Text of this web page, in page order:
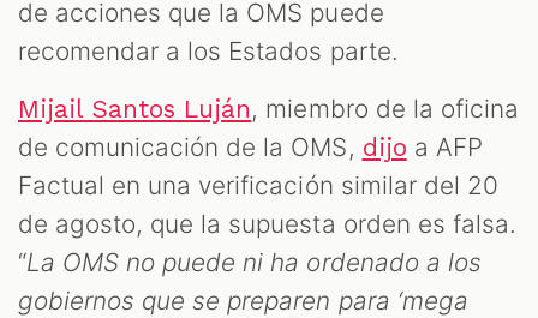
de acciones que la OMS puede
recomendar a los Estados parte.
Mijail Santos Luján, miembro de la oficina
de comunicación de la OMS, dijo a AFP
Factual en una verificación similar del 20
de agosto, que la supuesta orden es falsa.
“La OMS no puede ni ha ordenado a los
gobiernos que se preparen para ‘mega